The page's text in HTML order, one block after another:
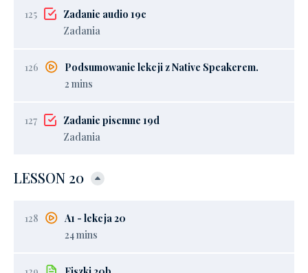
125
Zadanie audio 19c
Zadania
126
Podsumowanie lekcji z Native Speakerem.
2 mins
127
Zadanie pisemne 19d
Zadania
LESSON 20
128
A1 - lekcja 20
24 mins